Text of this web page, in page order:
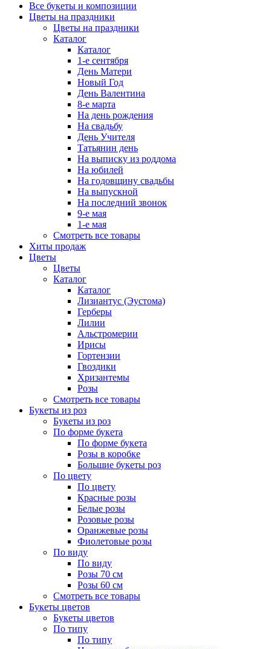
Все букеты и композиции
Цветы на праздники
Цветы на праздники
Каталог
Каталог
1-е сентября
День Матери
Новый Год
День Валентина
8-е марта
На день рождения
На свадьбу
День Учителя
Татьянин день
На выписку из роддома
На юбилей
На годовщину свадьбы
На выпускной
На последний звонок
9-е мая
1-е мая
Смотреть все товары
Хиты продаж
Цветы
Цветы
Каталог
Каталог
Лизиантус (Эустома)
Герберы
Лилии
Альстромерии
Ирисы
Гортензии
Гвоздики
Хризантемы
Розы
Смотреть все товары
Букеты из роз
Букеты из роз
По форме букета
По форме букета
Розы в коробке
Большие букеты роз
По цвету
По цвету
Красные розы
Белые розы
Розовые розы
Оранжевые розы
Фиолетовые розы
По виду
По виду
Розы 70 см
Розы 60 см
Смотреть все товары
Букеты цветов
Букеты цветов
По типу
По типу